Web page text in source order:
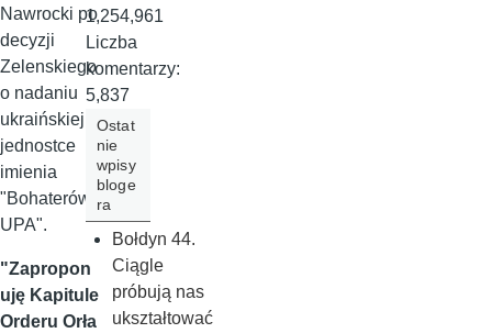
Nawrocki po
decyzji
Zelenskiego
o nadaniu
ukraińskiej
jednostce
imienia
"Bohaterów
UPA".
"Zapropon
uję Kapitule
Orderu Orła
1,254,961
Liczba
komentarzy:
5,837
Ostat
nie
wpisy
bloge
ra
Bołdyn 44.
Ciągle
próbują nas
ukształtować